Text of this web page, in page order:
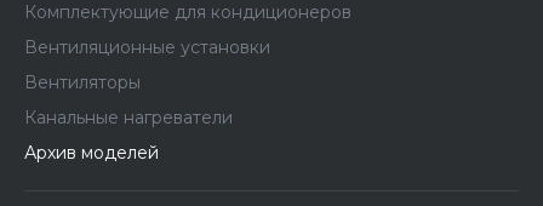
Комплектующие для кондиционеров
Вентиляционные установки
Вентиляторы
Канальные нагреватели
Архив моделей